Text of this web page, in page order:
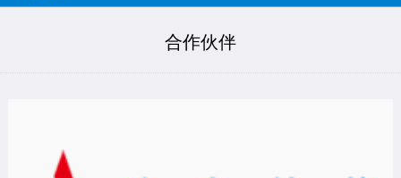
合作伙伴